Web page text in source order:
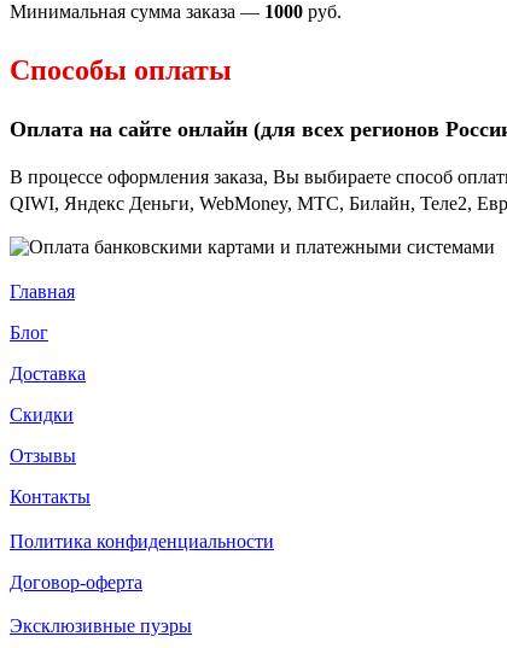
Минимальная сумма заказа — 1000 руб.
Способы оплаты
Оплата на сайте онлайн (для всех регионов
В процессе оформления заказа, Вы выбираете способ
QIWI, Яндекс Деньги, WebMoney, МТС, Билайн, Теле2,
Главная
Блог
Доставка
Скидки
Отзывы
Контакты
Политика конфиденциальности
Договор-оферта
Эксклюзивные пуэры